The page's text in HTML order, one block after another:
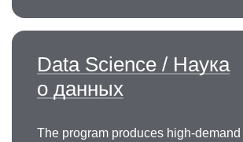
Data Science / Наука
о данных
The program produces high-demand